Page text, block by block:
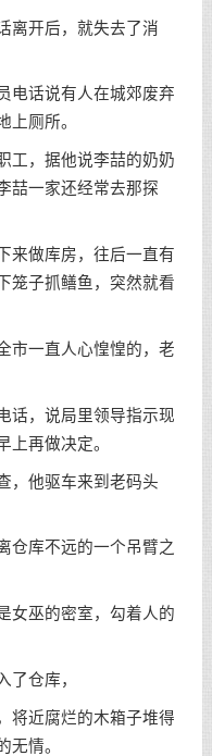
开后，就失去了消
话说有人在城郊废弃
上厕所。
，据他说李喆的奶奶
喆一家还经常去那探
做库房，往后一直有
笼子抓鳝鱼，突然就看
一直人心惶惶的，老
，说局里领导指示现
上再做决定。
他驱车来到老码头
库不远的一个吊臂之
巫的密室，勾着人的
仓库，
近腐烂的木箱子堆得
无情。